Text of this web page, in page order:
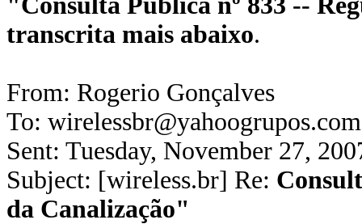
transcrita mais abaixo.
From: Rogerio Gonçalves
To:
Sent: Tuesday, November 27,
Subject: [wireless.br] Re:
da Canalização"